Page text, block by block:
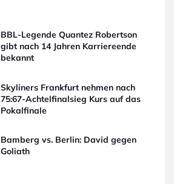
BBL-Legende Quantez Robertson
gibt nach 14 Jahren Karriereende
bekannt
Skyliners Frankfurt nehmen nach
75:67-Achtelfinalsieg Kurs auf das
Pokalfinale
Bamberg vs. Berlin: David gegen
Goliath